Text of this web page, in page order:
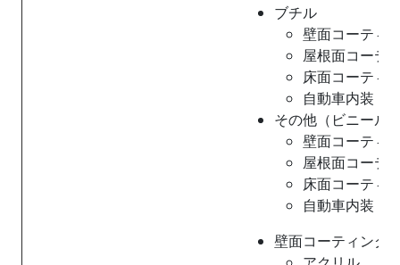
ブチル
壁面コーティ
屋根面コーテ
床面コーティ
自動車内装
その他（ビニール
壁面コーティ
屋根面コーテ
床面コーティ
自動車内装
壁面コーティング